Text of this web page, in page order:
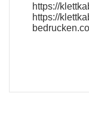
https://
https://